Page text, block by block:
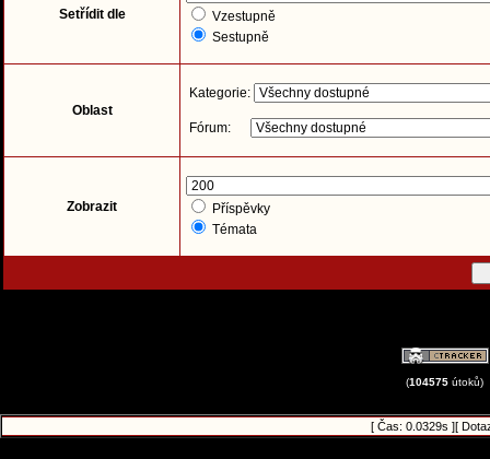
Setřídit dle
Vzestupně
Sestupně
Oblast
Kategorie:
Fórum:
Zobrazit
Příspěvky
Témata
(104575 útoků)
[ Čas: 0.0329s ][